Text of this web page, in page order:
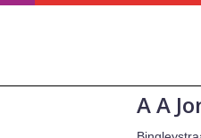
A A